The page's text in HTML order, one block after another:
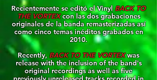
Recientemente se editó el VinylBACK TO
THE VORTEXcon las dos grabaciones
originales de la banda remasterizadas así
como cinco temas inéditos grabados en
2010.
Recently, BACK TO THE VORTEX was
release with the inclusion of the band's
original recordings as well as five